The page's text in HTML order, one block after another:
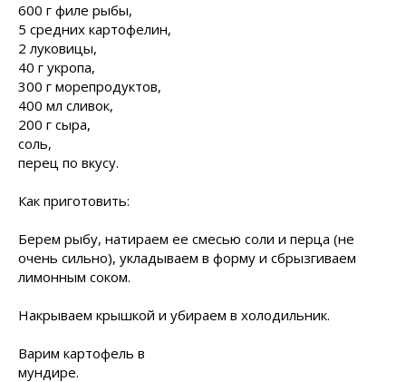
600 г филе рыбы,
5 средних картофелин,
2 луковицы,
40 г укропа,
300 г морепродуктов,
400 мл сливок,
200 г сыра,
соль,
перец по вкусу.
Как приготовить:
Берем рыбу, натираем ее смесью соли и перца (не
очень сильно), укладываем в форму и сбрызгиваем
лимонным соком.
Накрываем крышкой и убираем в холодильник.
Варим картофель в
мундире.